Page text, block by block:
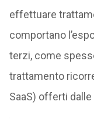
effettuare
comportano
terzi, come
trattamento
SaaS) offerti